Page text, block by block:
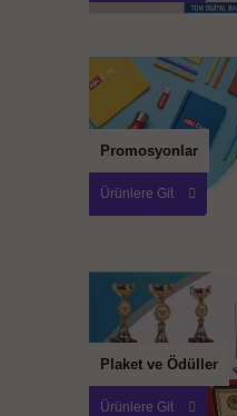
Promosyonlar
Ürünlere Git
Plaket ve Ödüller
Ürünlere Git